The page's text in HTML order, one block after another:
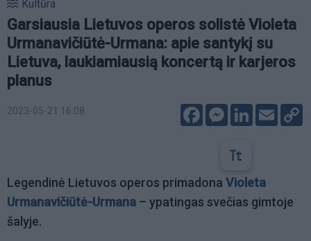
Kultūra
Garsiausia Lietuvos operos solistė Violeta
Urmanavičiūtė-Urmana: apie santykį su
Lietuva, laukiamiausią koncertą ir karjeros
planus
2023-05-21 16:08 FacebookMessenger
LinkedIn
Email
Legendinė Lietuvos operos primadona Violeta
Urmanavičiūtė-Urmana – ypatingas svečias gimtoje
šalyje.